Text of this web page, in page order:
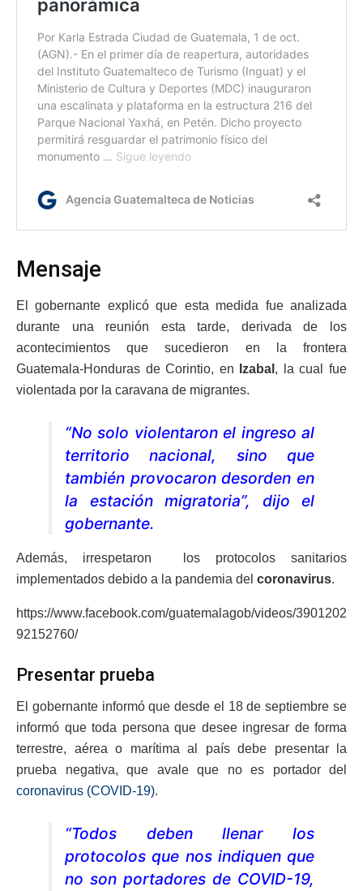
Mensaje
El gobernante explicó que esta medida fue analizada
durante una reunión esta tarde, derivada de los
acontecimientos que sucedieron en la frontera
Guatemala-Honduras de Corintio, en
Izabal , la cual fue
violentada por la caravana de migrantes.
“No solo violentaron el ingreso al
territorio nacional, sino que
también provocaron desorden en
la estación migratoria”, dijo el
gobernante.
Además, irrespetaron los protocolos sanitarios
implementados debido a la pandemia del coronavirus.
https://www.facebook.com/guatemalagob/videos/3901202
92152760/
Presentar prueba
El gobernante informó que desde el 18 de septiembre se
informó que toda persona que desee ingresar de forma
terrestre, aérea o marítima al país debe presentar la
prueba negativa, que avale que no es portador del
coronavirus (COVID-19).
“Todos deben llenar los
protocolos que nos indiquen que
no son portadores de COVID-19,